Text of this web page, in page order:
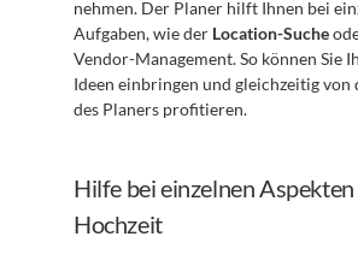
nehmen. Der Planer hilft Ihnen bei
Aufgaben, wie der Location-Suche
Vendor-Management. So können Sie
Ideen einbringen und gleichzeitig von
des Planers profitieren.
Hilfe bei einzelnen
Hochzeit